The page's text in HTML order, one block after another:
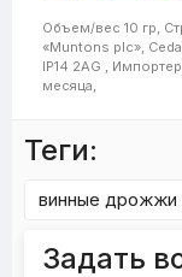
Объем/вес 10 гр,
«Muntons plc»,
IP14 2AG , Импортер
месяца,
Теги:
винные дрожжи
Задать